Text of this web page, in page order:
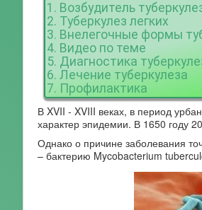
1. Возбудитель
2. Туберкулез легких
3. Внелегочные формы
4. Видео по теме
5. Диагностика
6. Лечение туберкулеза
7. Профилактика
В XVII - XVIII веках, в период
характер эпидемии. В 1650 году
Однако о причине заболевания
– бактерию Mycobacterium